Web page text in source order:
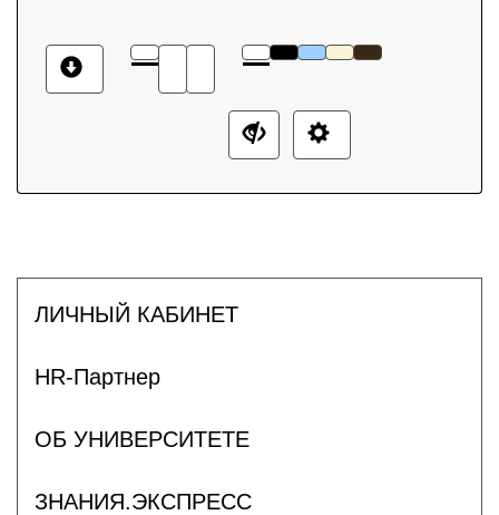
ЛИЧНЫЙ КАБИНЕТ
HR-Партнер
ОБ УНИВЕРСИТЕТЕ
ЗНАНИЯ.ЭКСПРЕСС